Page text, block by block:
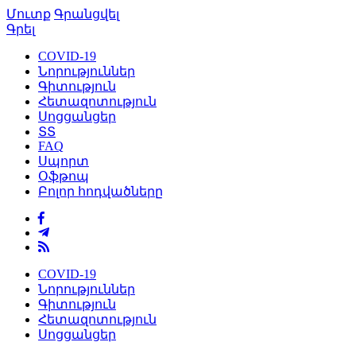
Մուտք Գրանցվել
Գրել
COVID-19
Նորություններ
Գիտություն
Հետազոտություն
Սոցցանցեր
ՏՏ
FAQ
Սպորտ
Օֆթոպ
Բոլոր հոդվածները
COVID-19
Նորություններ
Գիտություն
Հետազոտություն
Սոցցանցեր